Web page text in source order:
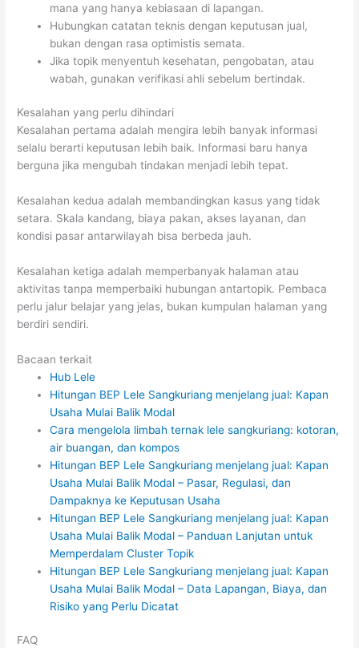
mana yang hanya kebiasaan di lapangan.
Hubungkan catatan teknis dengan keputusan jual,
bukan dengan rasa optimistis semata.
Jika topik menyentuh kesehatan, pengobatan, atau
wabah, gunakan verifikasi ahli sebelum bertindak.
Kesalahan yang perlu dihindari
Kesalahan pertama adalah mengira lebih banyak informasi
selalu berarti keputusan lebih baik. Informasi baru hanya
berguna jika mengubah tindakan menjadi lebih tepat.
Kesalahan kedua adalah membandingkan kasus yang tidak
setara. Skala kandang, biaya pakan, akses layanan, dan
kondisi pasar antarwilayah bisa berbeda jauh.
Kesalahan ketiga adalah memperbanyak halaman atau
aktivitas tanpa memperbaiki hubungan antartopik. Pembaca
perlu jalur belajar yang jelas, bukan kumpulan halaman yang
berdiri sendiri.
Bacaan terkait
Hub Lele
Hitungan BEP Lele Sangkuriang menjelang jual: Kapan
Usaha Mulai Balik Modal
Cara mengelola limbah ternak lele sangkuriang: kotoran,
air buangan, dan kompos
Hitungan BEP Lele Sangkuriang menjelang jual: Kapan
Usaha Mulai Balik Modal – Pasar, Regulasi, dan
Dampaknya ke Keputusan Usaha
Hitungan BEP Lele Sangkuriang menjelang jual: Kapan
Usaha Mulai Balik Modal – Panduan Lanjutan untuk
Memperdalam Cluster Topik
Hitungan BEP Lele Sangkuriang menjelang jual: Kapan
Usaha Mulai Balik Modal – Data Lapangan, Biaya, dan
Risiko yang Perlu Dicatat
FAQ